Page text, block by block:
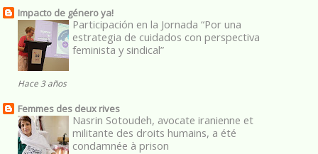
Impacto de género ya!
Participación en la Jornada “Por una
estrategia de cuidados con perspectiva
feminista y sindical”
Hace 3 años
Femmes des deux rives
Nasrin Sotoudeh, avocate iranienne et
militante des droits humains, a été
condamnée à prison